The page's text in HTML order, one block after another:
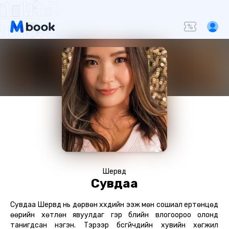
Шервүүд
Сувдаа
Сувдаа Шервүүд нь дөрвөн хүүхдийн ээж мөн сошиал ертөнцөд
өөрийн хөтлөн явуулдаг гэр бүлийн влогоороо олонд
танигдсан нэгэн. Тэрээр бүсгүйчүүдийн хувийн хөгжил